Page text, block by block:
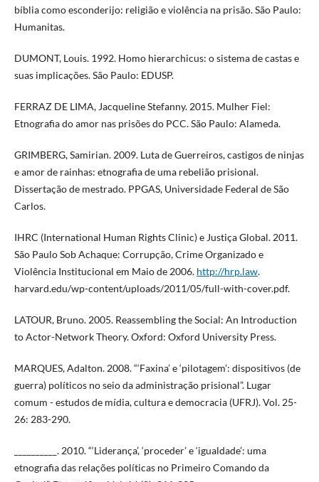
bíblia como esconderijo: religião e violência na prisão. São Paulo:
Humanitas.
DUMONT, Louis. 1992. Homo hierarchicus: o sistema de castas e
suas implicações. São Paulo: EDUSP.
FERRAZ DE LIMA, Jacqueline Stefanny. 2015. Mulher Fiel:
Etnografia do amor nas prisões do PCC. São Paulo: Alameda.
GRIMBERG, Samirian. 2009. Luta de Guerreiros, castigos de ninjas
e amor de rainhas: etnografia de uma rebelião prisional.
Dissertação de mestrado. PPGAS, Universidade Federal de São
Carlos.
IHRC (International Human Rights Clinic) e Justiça Global. 2011.
São Paulo Sob Achaque: Corrupção, Crime Organizado e
Violência Institucional em Maio de 2006. http://hrp.law.
harvard.edu/wp-content/uploads/2011/05/full-with-cover.pdf.
LATOUR, Bruno. 2005. Reassembling the Social: An Introduction
to Actor-Network Theory. Oxford: Oxford University Press.
MARQUES, Adalton. 2008. “‘Faxina’ e ‘pilotagem’: dispositivos (de
guerra) políticos no seio da administração prisional”. Lugar
comum - estudos de mídia, cultura e democracia (UFRJ). Vol. 25-
26: 283-290.
__________. 2010. “‘Liderança’, ‘proceder’ e ‘igualdade’: uma
etnografia das relações políticas no Primeiro Comando da